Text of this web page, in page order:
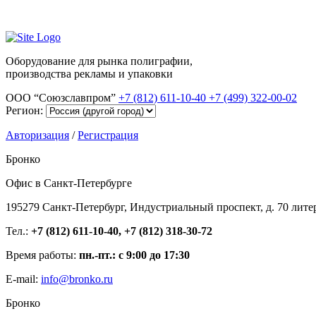
Оборудование для рынка полиграфии,
производства рекламы и упаковки
ООО “Союзславпром” +7 (812) 611-10-40 +7 (499) 322-00-02
Регион:
Авторизация /Регистрация
Бронко
Офис в Санкт-Петербурге
195279 Санкт-Петербург, Индустриальный проспект, д. 70
Тел.: +7 (812) 611-10-40, +7 (812) 318-30-72
Время работы: пн.-пт.: с 9:00 до 17:30
E-mail: info@bronko.ru
Бронко